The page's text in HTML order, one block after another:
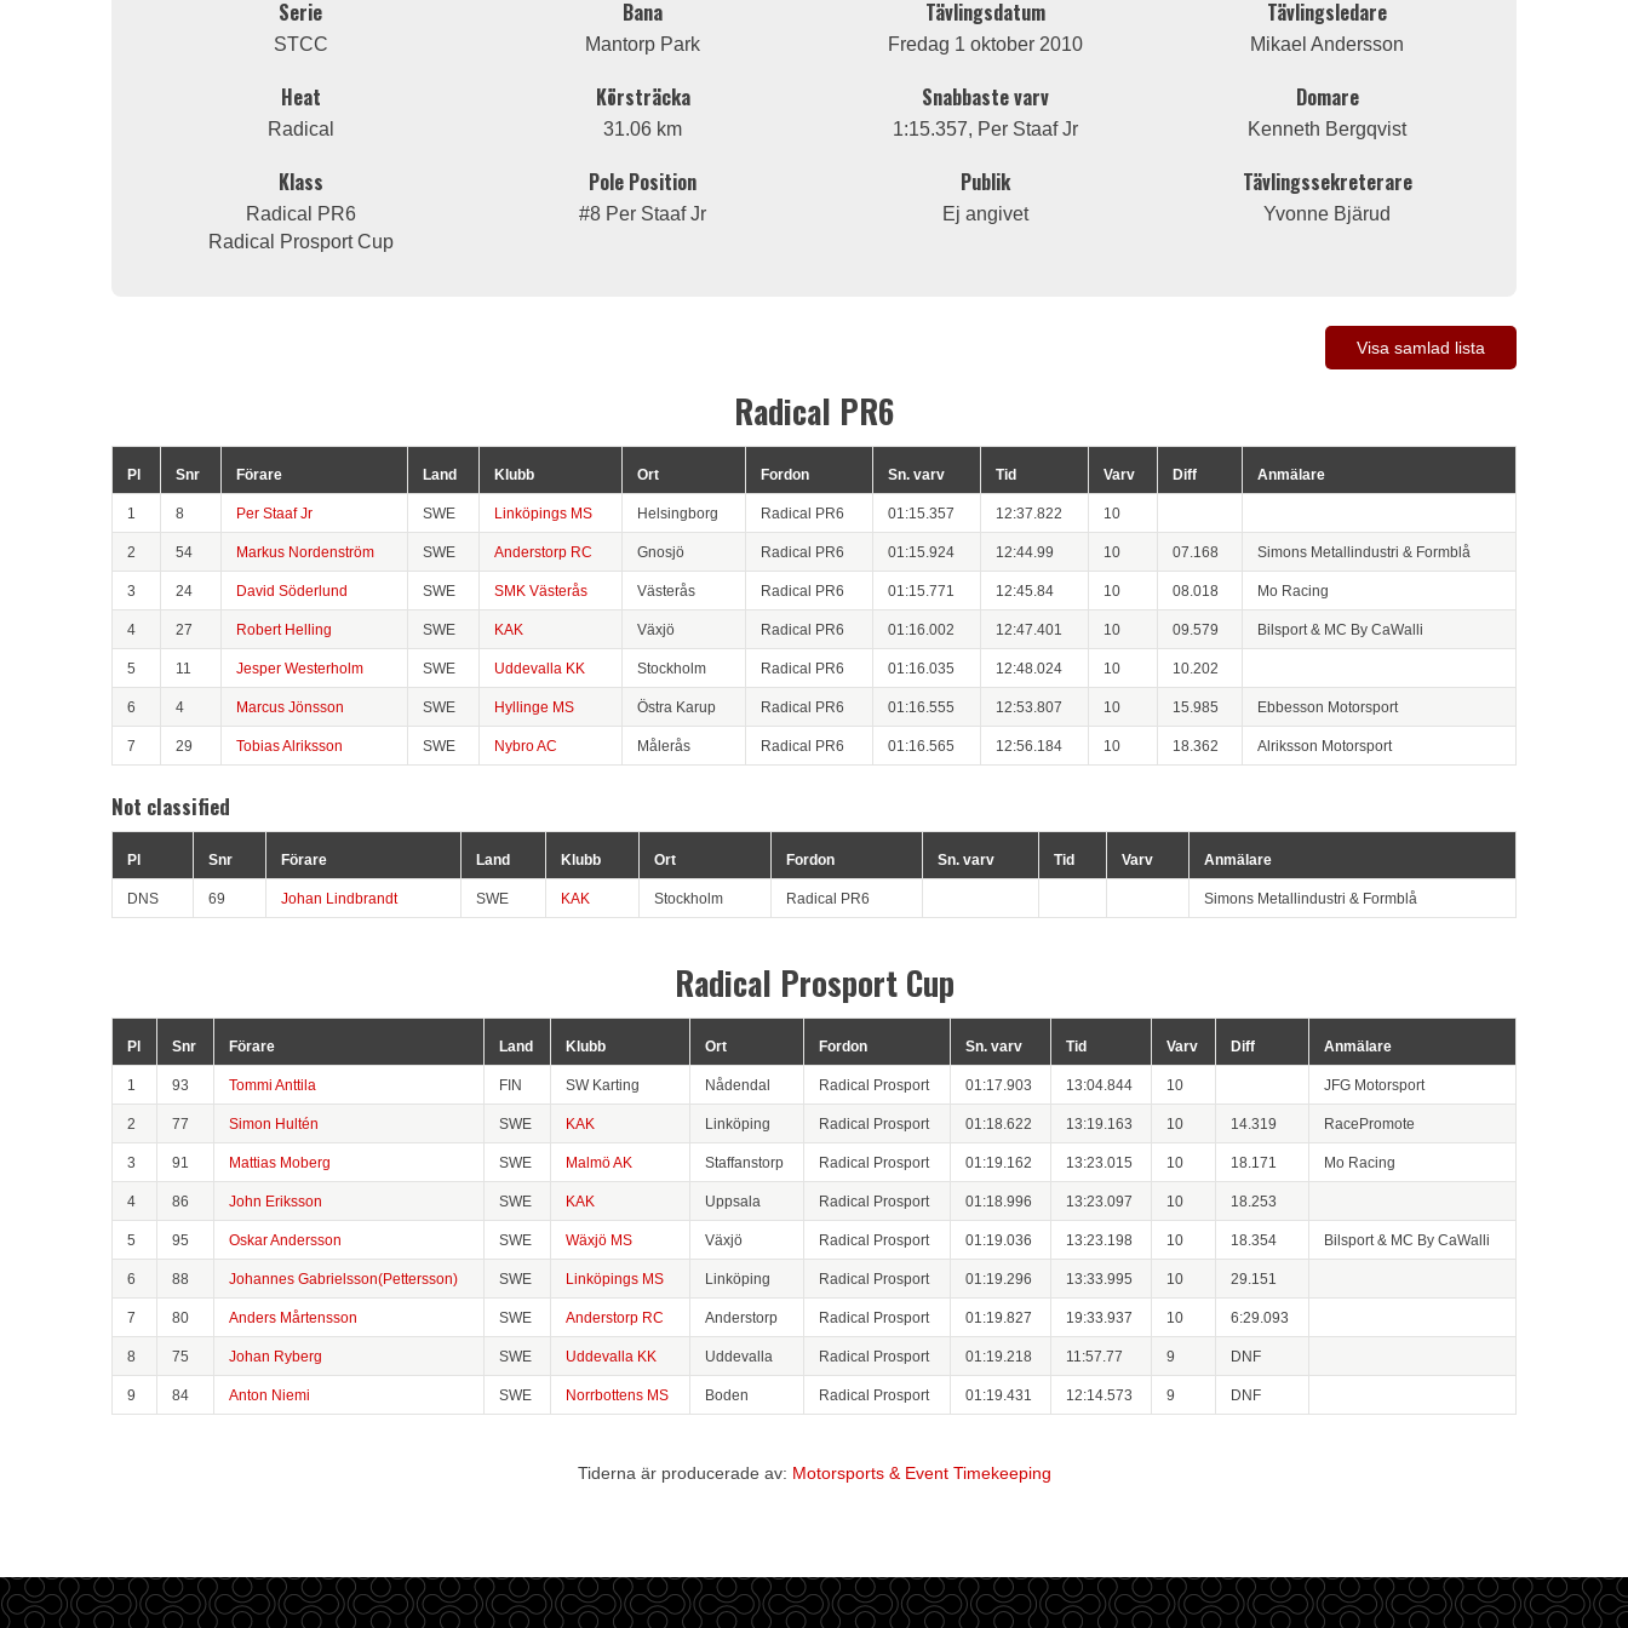
Serie
STCC
Heat
Radical
Klass
Radical PR6
Radical Prosport Cup
Bana
Mantorp Park
Körsträcka
31.06 km
Pole Position
#8 Per Staaf Jr
Tävlingsdatum
Fredag 1 oktober 2010
Snabbaste varv
1:15.357, Per Staaf Jr
Publik
Ej angivet
Tävlingsledare
Mikael Andersson
Domare
Kenneth Bergqvist
Tävlingssekreterare
Yvonne Bjärud
Visa samlad lista
Radical PR6
Pl Snr Förare Land Klubb Ort Fordon Sn. varv Tid Varv Diff Anmälare
1 8 Per Staaf Jr SWE Linköpings MS Helsingborg Radical PR6 01:15.357 12:37.822 10
2 54 Markus Nordenström SWE Anderstorp RC Gnosjö Radical PR6 01:15.924 12:44.99 10 07.168 Simons Metallindustri & Formblå
3 24 David Söderlund SWE SMK Västerås Västerås Radical PR6 01:15.771 12:45.84 10 08.018 Mo Racing
4 27 Robert Helling SWE KAK Växjö Radical PR6 01:16.002 12:47.401 10 09.579 Bilsport & MC By CaWalli
5 11 Jesper Westerholm SWE Uddevalla KK Stockholm Radical PR6 01:16.035 12:48.024 10 10.202
6 4 Marcus Jönsson SWE Hyllinge MS Östra Karup Radical PR6 01:16.555 12:53.807 10 15.985 Ebbesson Motorsport
7 29 Tobias Alriksson SWE Nybro AC Målerås Radical PR6 01:16.565 12:56.184 10 18.362 Alriksson Motorsport
Not classified
Pl Snr Förare Land Klubb Ort Fordon Sn. varv Tid Varv Anmälare
DNS 69 Johan Lindbrandt SWE KAK Stockholm Radical PR6 Simons Metallindustri & Formblå
Radical Prosport Cup
Pl Snr Förare Land Klubb Ort Fordon Sn. varv Tid Varv Diff Anmälare
1 93 Tommi Anttila FIN SW Karting Nådendal Radical Prosport 01:17.903 13:04.844 10 JFG Motorsport
2 77 Simon Hultén SWE KAK Linköping Radical Prosport 01:18.622 13:19.163 10 14.319 RacePromote
3 91 Mattias Moberg SWE Malmö AK Staffanstorp Radical Prosport 01:19.162 13:23.015 10 18.171 Mo Racing
4 86 John Eriksson SWE KAK Uppsala Radical Prosport 01:18.996 13:23.097 10 18.253
5 95 Oskar Andersson SWE Wäxjö MS Växjö Radical Prosport 01:19.036 13:23.198 10 18.354 Bilsport & MC By CaWalli
6 88 Johannes Gabrielsson(Pettersson) SWE Linköpings MS Linköping Radical Prosport 01:19.296 13:33.995 10 29.151
7 80 Anders Mårtensson SWE Anderstorp RC Anderstorp Radical Prosport 01:19.827 19:33.937 10 6:29.093
8 75 Johan Ryberg SWE Uddevalla KK Uddevalla Radical Prosport 01:19.218 11:57.77 9 DNF
9 84 Anton Niemi SWE Norrbottens MS Boden Radical Prosport 01:19.431 12:14.573 9 DNF
Tiderna är producerade av: Motorsports & Event Timekeeping